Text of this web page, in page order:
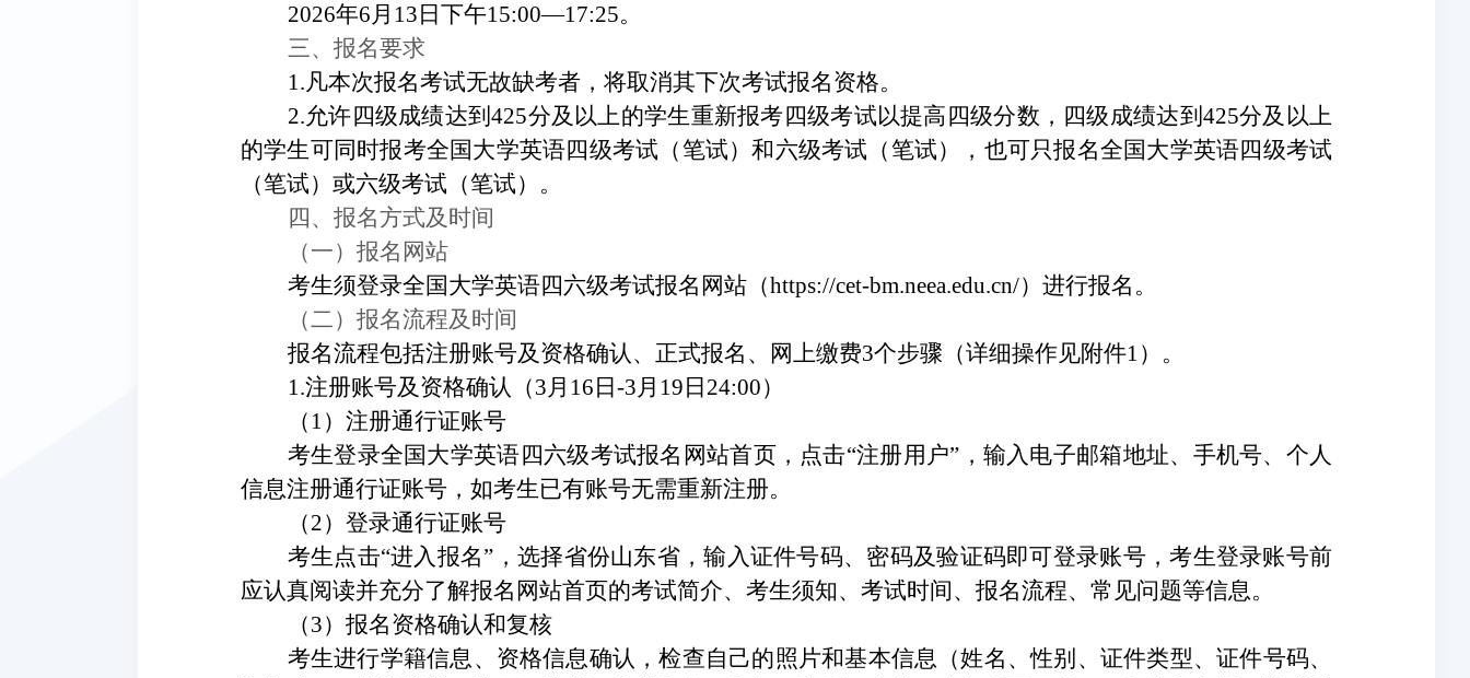
2026年6月13日下午15:00—17:25。
三、 报名要求
1.凡本次报名考试无故缺考者，将取消其下次考试报名资格。
2.允许四级成绩达到425分及以上的学生重新报考四级考试以提高四级分数，四级成绩达到 425分及以上
的学生可同时报考全国大学英语四级考试（笔试）和六级考试（笔试），也可只报名全国大学英语四级考试
（笔试）或六级考试（笔试）。
四、报名方式及时间
（一）报名网站
考生须登录全国大学英语四六级考试报名网站（https://cet-bm.neea.edu.cn/）进行报名。
（二） 报名流程及时间
报名流程包括注册账号及资格确认、正式报名、网上缴费3个步骤（详细操作见附件1）。
1.注册账号及资格确认（3月16日-3月19日24:00）
（ 1） 注册通行证账号
考生登录全国大学英语四六级考试报名网站首页，点击“注册用户”，输入电子邮箱地址、手机号、个人
信息注册通行证账号 ， 如考生已有账号无需重新注册。
（2） 登录通行证账号
考生点击“进入报名”，选择省份山东省 ，输入证件号码、密码及验证码即可登录账号，考生登录账号前
应认真阅读并充分了解报名网站首页的考试简介、考生须知、考试时间、报名流程、常见问题等信息。
（3） 报名资格确认和复核
考生进行学籍信息、资格信息确认 ，检查自己的照片和基本信息（姓名、性别、证件类型、证件号码、